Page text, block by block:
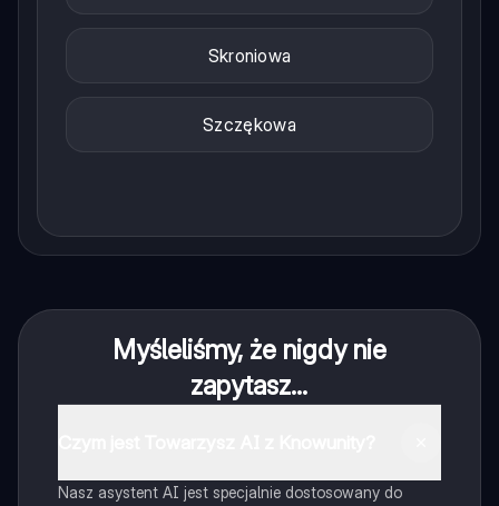
Skroniowa
Szczękowa
Myśleliśmy, że nigdy nie
zapytasz...
Nasz asystent AI jest specjalnie dostosowany do